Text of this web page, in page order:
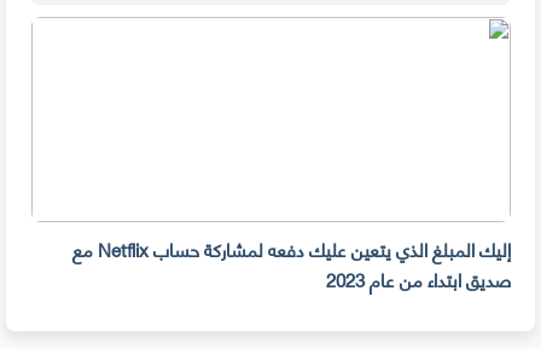
إليك المبلغ الذي يتعين عليك دفعه لمشاركة حساب Netflix مع
صديق ابتداء من عام 2023